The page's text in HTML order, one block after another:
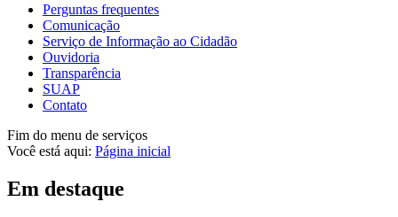
Perguntas frequentes
Comunicação
Serviço de Informação ao Cidadão
Ouvidoria
Transparência
SUAP
Contato
Fim do menu de serviços
Você está aqui: Página inicial
Em destaque